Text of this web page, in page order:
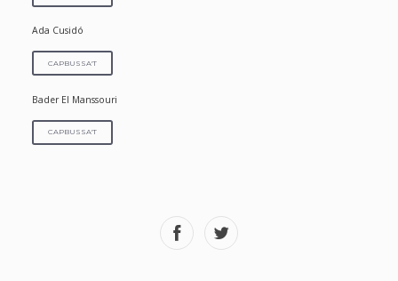
Ada Cusidó
CAPBUSSA'T
Bader El Manssouri
CAPBUSSA'T